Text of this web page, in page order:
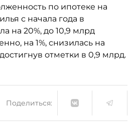
по ипотеке на
с начала года в
на 20%, до 10,9 млрд
на 1%, снизилась на
отметки в 0,9 млрд.
Поделиться: